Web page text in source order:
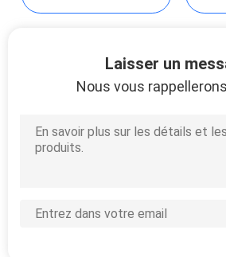
CONFIDENTIALITÉ
Laisser un
Nous vous